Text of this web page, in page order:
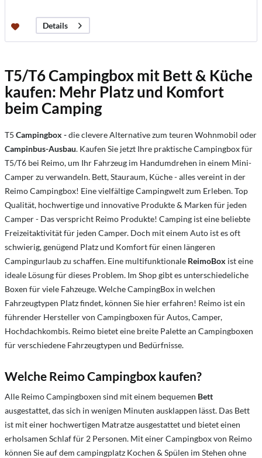
Details
T5/T6 Campingbox mit Bett & Küche
kaufen: Mehr Platz und Komfort
beim Camping
T5 Campingbox -die clevere Alternative zum teuren Wohnmobil oder
Campinbus-Ausbau. Kaufen Sie jetzt Ihre praktische Campingbox für
T5/T6 bei Reimo, um Ihr Fahrzeug im Handumdrehen in einem Mini-
Camper zu verwandeln. Bett, Stauraum, Küche - alles vereint in der
Reimo Campingbox! Eine vielfältige Campingwelt zum Erleben. Top
Qualität, hochwertige und innovative Produkte & Marken für jeden
Camper - Das verspricht Reimo Produkte! Camping ist eine beliebte
Freizeitaktivität für jeden Camper. Doch mit einem Auto ist es oft
schwierig, genügend Platz und Komfort für einen längeren
Campingurlaub zu schaffen. Eine multifunktionale ReimoBox ist eine
ideale Lösung für dieses Problem. Im Shop gibt es unterschiedeliche
Boxen für viele Fahzeuge. Welche CampingBox in welchen
Fahrzeugtypen Platz findet, können Sie hier erfahren! Reimo ist ein
führender Hersteller von Campingboxen für Autos, Camper,
Hochdachkombis. Reimo bietet eine breite Palette an Campingboxen
für verschiedene Fahrzeugtypen und Bedürfnisse.
Welche Reimo Campingbox kaufen?
Alle Reimo Campingboxen sind mit einem bequemen Bett
ausgestattet, das sich in wenigen Minuten ausklappen lässt. Das Bett
ist mit einer hochwertigen Matratze ausgestattet und bietet einen
erholsamen Schlaf für 2 Personen. Mit einer Campingbox von Reimo
können Sie auf dem campingplatz Kochen & Spülen im Stehen ohne